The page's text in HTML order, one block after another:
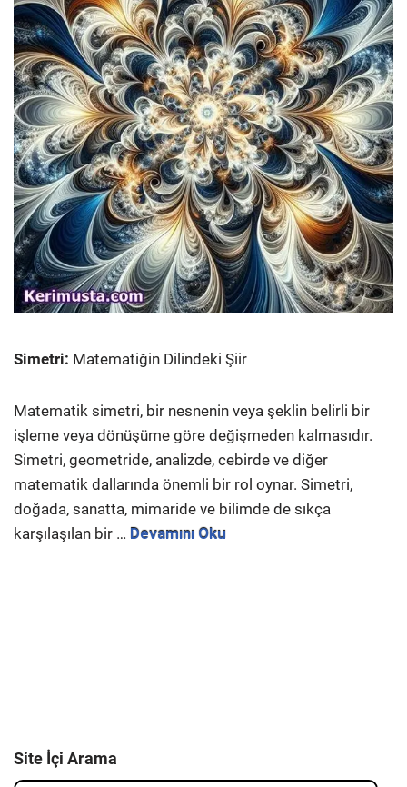
Simetri: Matematiğin Dilindeki Şiir
Matematik simetri, bir nesnenin veya şeklin belirli bir
işleme veya dönüşüme göre değişmeden kalmasıdır.
Simetri, geometride, analizde, cebirde ve diğer
matematik dallarında önemli bir rol oynar. Simetri,
doğada, sanatta, mimaride ve bilimde de sıkça
karşılaşılan bir … Devamını Oku
Site İçi Arama